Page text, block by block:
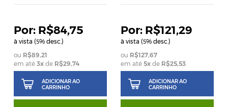
R$84,75
à vista (5% desc.)
R$89,21
em até3x de R$29,74
ADICIONAR AO
CARRINHO
R$121,29
à vista (5% desc.)
R$127,67
em até 5xde R$25,53
ADICIONAR AO
CARRINHO